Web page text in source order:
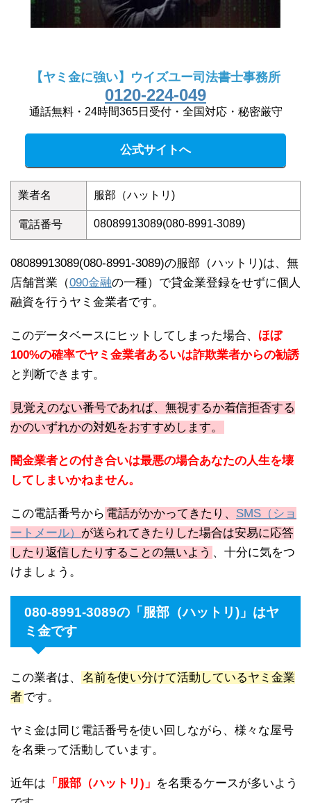
【ヤミ金に強い】ウイズユー司法書士事務所
0120-224-049
通話無料・24時間365日受付・全国対応・秘密厳守
公式サイトへ
業者名 服部（ハットリ)
電話番号 08089913089(080-8991-3089)
08089913089(080-8991-3089)の服部（ハットリ)は、無
店舗営業（090金融の一種）で貸金業登録をせずに個人
融資を行うヤミ金業者です。
このデータベースにヒットしてしまった場合、 ほぼ
100%の確率でヤミ金業者あるいは詐欺業者からの勧誘
と判断できます。
見覚えのない番号であれば、無視するか着信拒否する
かのいずれかの対処をおすすめします。
闇金業者との付き合いは最悪の場合あなたの人生を壊
してしまいかねません。
この電話番号から 電話がかかってきたり、 SMS（ショ
ートメール） が送られてきたりした場合は安易に応答
したり返信したりすることの無いよう 、十分に気をつ
けましょう。
080-8991-3089の「服部（ハットリ)」はヤ
ミ金です
この業者は、
名前を使い分けて活動しているヤミ金業
者です。
ヤミ金は同じ電話番号を使い回しながら、様々な屋号
を名乗って活動しています。
近年は 「服部（ハットリ)」 を名乗るケースが多いよう